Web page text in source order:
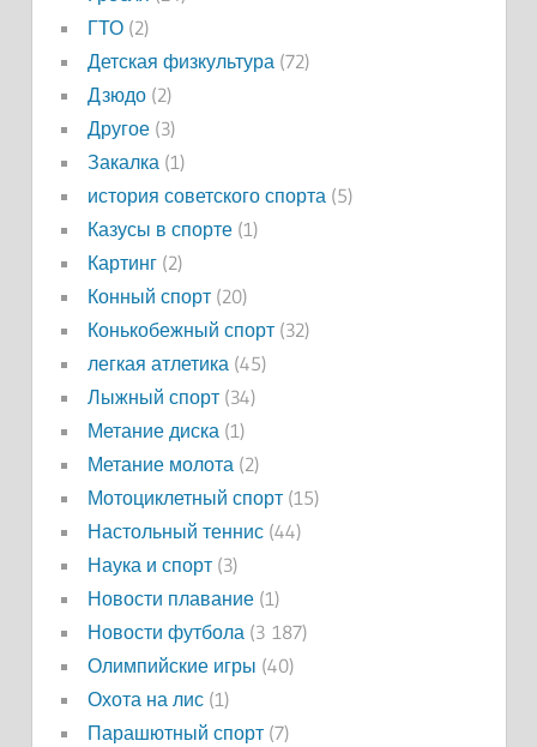
ГТО(2)
Детская физкультура (72)
Дзюдо(2)
Другое(3)
Закалка (1)
история советского спорта (5)
Казусы в спорте(1)
Картинг(2)
Конный спорт(20)
Конькобежный спорт(32)
легкая атлетика (45)
Лыжный спорт(34)
Метание диска (1)
Метание молота (2)
Мотоциклетный спорт(15)
Настольный теннис(44)
Наука и спорт(3)
Новости плавание(1)
Новости футбола (3 187)
Олимпийские игры (40)
Охота на лис(1)
Парашютный спорт(7)